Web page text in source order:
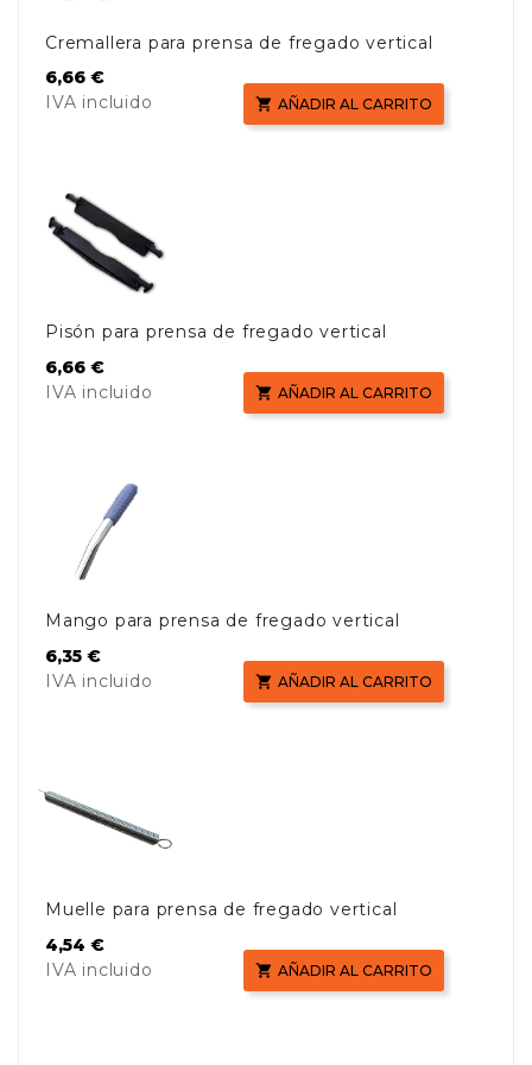
Cremallera para prensa de fregado vertical
Precio
6,66 €
IVA incluido
 AÑADIR AL CARRITO
Pisón para prensa de fregado vertical
Precio
6,66 €
IVA incluido
 AÑADIR AL CARRITO
Mango para prensa de fregado vertical
Precio
6,35 €
IVA incluido
 AÑADIR AL CARRITO
Muelle para prensa de fregado vertical
Precio
4,54 €
IVA incluido
 AÑADIR AL CARRITO